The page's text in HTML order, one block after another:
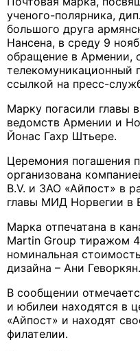
ученого-полярника,
большого друга
Нансена, в среду 9
обращение в Армении,
телекомуникационный
ссылкой на пресс-
Марку погасили главы
ведомств Армении и
Йонас Гахр Штьере.
Церемония погашения
организована
B.V. и ЗАО «Айпост» в
главы МИД Норвегии в
Марка отпечатана в
Martin Group тиражом
номинальная
дизайна – Ани Геворкян.
В сообщении
и юбилеи находятся в
«Айпост» и находят
филателии.